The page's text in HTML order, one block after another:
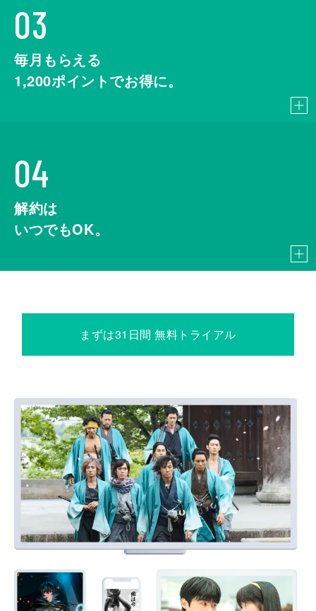
03
毎月もらえる
1,200ポイントでお得に。
04
解約は
いつでもOK。
まずは31日間 無料トライアル